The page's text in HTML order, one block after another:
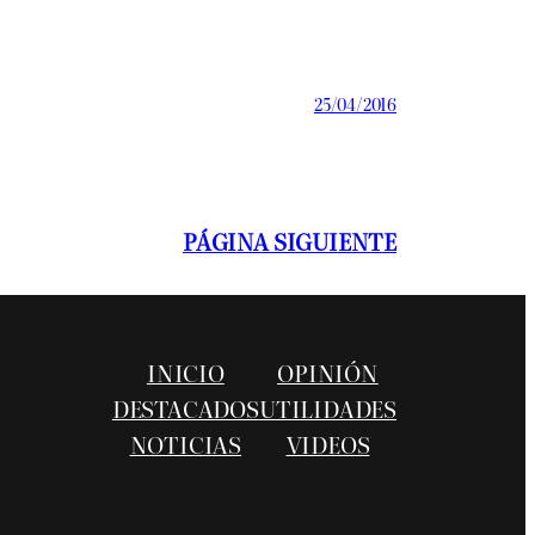
25/04/2016
PÁGINA SIGUIENTE
INICIO
DESTACADOS
NOTICIAS
OPINIÓN
UTILIDADES
VIDEOS